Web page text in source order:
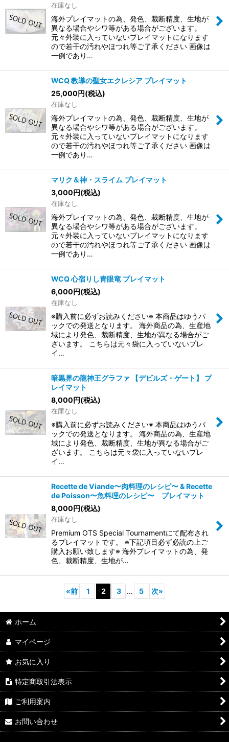
在庫なし
海外プレイマットの為、発色、裁断精度、生地が
異なる場合やシワ等がある場合がございます。
元々外装に入っていないプレイマットになります
ので若干の汚れやほつれ等ご了承ください 画像は
一例であり…
WCQ 教導の聖女エクレシア プレイマット
25,000円(税込)
在庫なし
海外プレイマットの為、発色、裁断精度、生地が
異なる場合やシワ等がある場合がございます。
元々外装に入っていないプレイマットになります
ので若干の汚れやほつれ等ご了承ください 画像は
一例であり…
マリク＆神・スライム プレイマット
3,000円(税込)
在庫なし
海外プレイマットの為、発色、裁断精度、生地が
異なる場合やシワ等がある場合がございます。
元々外装に入っていないプレイマットになります
ので若干の汚れやほつれ等ご了承ください 画像は
一例であり…
WCQ 心宿りし青眼竜 プレイマット
6,000円(税込)
在庫なし
※購入前に必ずお読みください※ 本商品はゆうパ
ックでの発送となります。 海外商品の為、生産地
域により発色、裁断精度、生地が異なる場合がご
ざいます。 こちらは元々袋に入っていないプレ
イ…
暗黒界の龍神王グラファ 【デビルズ・ゲート】 プ
レイマット
8,000円(税込)
在庫なし
※購入前に必ずお読みください※ 本商品はゆうパ
ックでの発送となります。 海外商品の為、生産地
域により発色、裁断精度、生地が異なる場合がご
ざいます。 こちらは元々袋に入っていないプレ
イ…
Recette de Viande〜肉料理のレシピ〜 & Recette
de Poisson〜魚料理のレシピ〜 プレイマット
8,000円(税込)
在庫なし
Premium OTS Special Tournamentにて配布され
るプレイマットです。 ※下記項目必ず必読の上ご
購入お願い致します※ 海外プレイマットの為、発
色、裁断精度、生地が…
«前 1 2 3 ... 5 次»
ホーム
マイページ
お気に入り
特定商取引法表示
ご利用案内
お問い合わせ